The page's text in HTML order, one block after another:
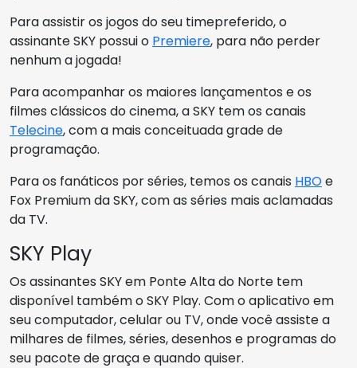
Para assistir os jogos do seu timepreferido, o
assinante SKY possui o Premiere, para não perder
nenhum a jogada!
Para acompanhar os maiores lançamentos e os
filmes clássicos do cinema, a SKY tem os canais
Telecine, com a mais conceituada grade de
programação.
Para os fanáticos por séries, temos os canais HBOe
Fox Premium da SKY, com as séries mais aclamadas
da TV.
SKY Play
Os assinantes SKY em Ponte Alta do Norte tem
disponível também o SKY Play. Com o aplicativo em
seu computador, celular ou TV, onde você assiste a
milhares de filmes, séries, desenhos e programas do
seu pacote de graça e quando quiser.